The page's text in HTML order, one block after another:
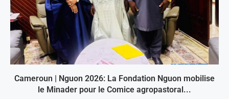
Cameroun | Nguon 2026: La Fondation Nguon mobilise
le Minader pour le Comice agropastoral...